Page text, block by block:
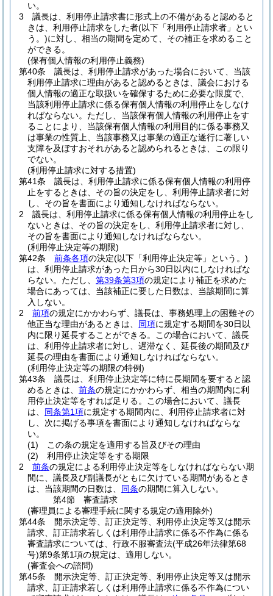
い。
3
議長は、利用停止請求書に形式上の不備があると認めると
きは、利用停止請求をした者(以下「利用停止請求者」とい
う。)に対し、相当の期間を定めて、その補正を求めること
ができる。
(保有個人情報の利用停止義務)
第40条
議長は、利用停止請求があった場合において、当該
利用停止請求に理由があると認めるときは、議会における
個人情報の適正な取扱いを確保するために必要な限度で、
当該利用停止請求に係る保有個人情報の利用停止をしなけ
ればならない。 ただし、当該保有個人情報の利用停止をす
ることにより、当該保有個人情報の利用目的に係る事務又
は事業の性質上、当該事務又は事業の適正な遂行に著しい
支障を及ぼすおそれがあると認められるときは、この限り
でない。
(利用停止請求に対する措置)
第41条
議長は、利用停止請求に係る保有個人情報の利用停
止をするときは、その旨の決定をし、利用停止請求者に対
し、その旨を書面により通知しなければならない。
2
議長は、利用停止請求に係る保有個人情報の利用停止をし
ないときは、その旨の決定をし、利用停止請求者に対し、
その旨を書面により通知しなければならない。
(利用停止決定等の期限)
第42条
前条各項の決定(以下「利用停止決定等」という。)
は、利用停止請求があった日から30日以内にしなければな
らない。 ただし、 第39条第3項の規定により補正を求めた
場合にあっては、当該補正に要した日数は、当該期間に算
入しない。
2
前項の規定にかかわらず、議長は、事務処理上の困難その
他正当な理由があるときは、 同項に規定する期間を30日以
内に限り延長することができる。
この場合において、議長
は、利用停止請求者に対し、遅滞なく、延長後の期間及び
延長の理由を書面により通知しなければならない。
(利用停止決定等の期限の特例)
第43条
議長は、利用停止決定等に特に長期間を要すると認
めるときは、 前条の規定にかかわらず、相当の期間内に利
用停止決定等をすれば足りる。
この場合において、議長
は、 同条第1項に規定する期間内に、利用停止請求者に対
し、次に掲げる事項を書面により通知しなければならな
い。
(1)
この条の規定を適用する旨及びその理由
(2)
利用停止決定等をする期限
2
前条の規定による利用停止決定等をしなければならない期
間に、議長及び副議長がともに欠けている期間があるとき
は、当該期間の日数は、 同条の期間に算入しない。
第4節
審査請求
(審理員による審理手続に関する規定の適用除外)
第44条
開示決定等、訂正決定等、利用停止決定等又は開示
請求、訂正請求若しくは利用停止請求に係る不作為に係る
審査請求については、行政不服審査法(平成26年法律第68
号)第9条第1項の規定は、適用しない。
(審査会への諮問)
第45条
開示決定等、訂正決定等、利用停止決定等又は開示
請求、訂正請求若しくは利用停止請求に係る不作為につい